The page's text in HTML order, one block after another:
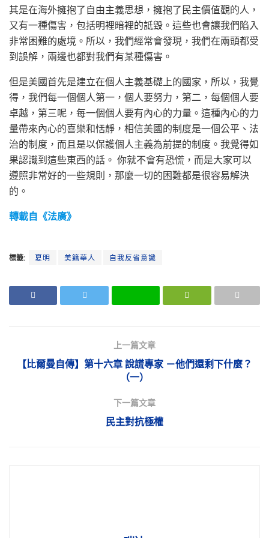
其是在海外擁抱了自由主義思想，擁抱了民主價值觀的人，
又有一種傷害，包括明裡暗裡的詆毀。這些也會讓我們陷入
非常困難的處境。所以，我們經常會發現，我們在兩頭都受
到誤解，兩邊也都對我們有某種傷害。
但是美國首先是建立在個人主義基礎上的國家，所以，我覺
得，我們每一個個人第一，個人要努力，第二，每個個人要
卓越，第三呢，每一個個人要有內心的力量。這種內心的力
量帶來內心的喜樂和恬靜，相信美國的制度是一個公平、法
治的制度，而且是以保護個人主義為前提的制度。我覺得如
果認識到這些東西的話。 你就不會有恐慌，而是大家可以
遵照非常好的一些規則，那麼一切的困難都是很容易解決
的。
轉載自《法廣》
標籤: 夏明 美籍華人 自我反省意識
上一篇文章
【比爾曼自傳】第十六章 說謊專家 －他們還剩下什麼？
（一）
下一篇文章
民主對抗極權